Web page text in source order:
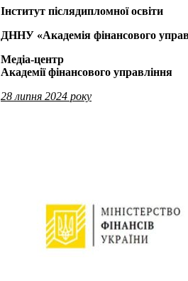
Інститут післядипломної освіти
ДННУ «Академія фінансового
Медіа-центр
Академії фінансового управління
28 липня 2024 року